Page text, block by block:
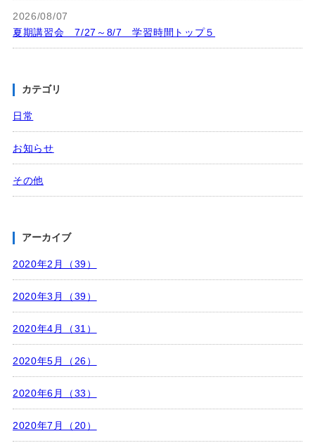
2026/08/07
夏期講習会 7/27～8/7 学習時間トップ５
カテゴリ
日常
お知らせ
その他
アーカイブ
2020年2月（39）
2020年3月（39）
2020年4月（31）
2020年5月（26）
2020年6月（33）
2020年7月（20）